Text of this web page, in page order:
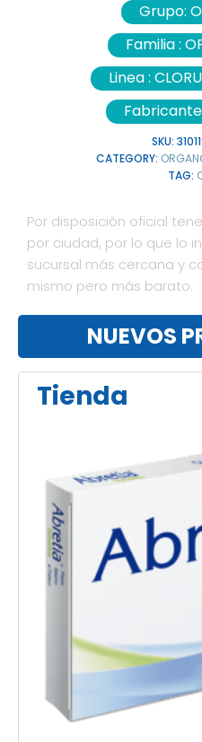
Grupo:
Familia :
Linea :
SKU:
CATEGORY:
TAG:
Por disposición oficial
por ciudad, por lo que lo
sucursal más cercana y
mismo pero más barato.
NUEVOS
Tienda